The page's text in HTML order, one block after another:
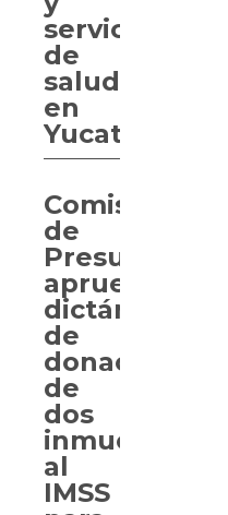
servicios
de
salud
en
Yucatán
Comisión
de
Presupuesto
aprueba
dictámenes
de
donación
de
dos
inmuebles
al
IMSS